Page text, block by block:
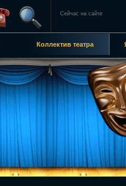
Сейчас на сайте
Коллектив театра